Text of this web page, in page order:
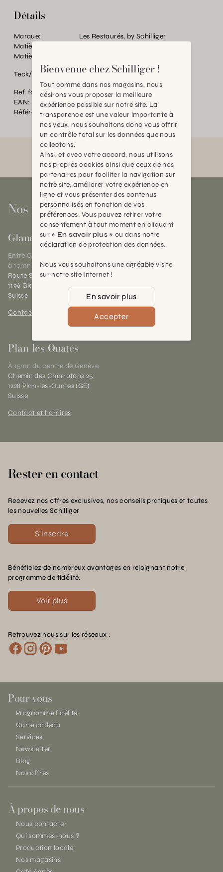
Détails
Marque:
Les Restaurés, by Schilliger
Matière:
Matière:
Teck/Inde
Ref. fournisseur:
SGH-20-08
EAN:
2000000503675
Référence:
BT.P55933.0000.0000.0000
Nos magasins
Gland
Entre Genève et Lausanne,
à 10mn de Nyon
Route Suisse 40
1196 Gland (VD)
Suisse
Contact et horaires
Plan-les-Ouates
À 15mn du centre de Genève
Chemin des Charrotons 25
1228 Plan-les-Ouates (GE)
Suisse
Contact et horaires
Rester en contact
Recevez nos offres exclusives, nos conseils pratiques et toutes
les nouvelles Schilliger
S'inscrire
Bénéficiez de nombreux avantages en rejoignant notre
programme de fidélité.
Voir plus
Retrouvez nous sur les réseaux :
Pour vous
Programme fidélité
Carte cadeau
Services
Newsletter
Blog
Nos offres
À propos de nous
Nous contacter
Qui sommes-nous ?
Production locale
Nos magasins
Bienvenue chez Schilliger !
Tout comme dans nos magasins, nous
désirons vous proposer la meilleure
expérience possible sur notre site. La
transparence est une valeur importante à
nos yeux, nous souhaitons donc vous offrir
un contrôle total sur les données que nous
collectons.
Ainsi, et avec votre accord, nous utilisons
nos propres cookies ainsi que ceux de nos
partenaires pour faciliter la navigation sur
notre site, améliorer votre expérience en
ligne et vous présenter des contenus
personnalisés en fonction de vos
préférences. Vous pouvez retirer votre
consentement à tout moment en cliquant
sur « En savoir plus » ou dans notre
déclaration de protection des données.
Nous vous souhaitons une agréable visite
sur notre site Internet !
En savoir plus
Accepter